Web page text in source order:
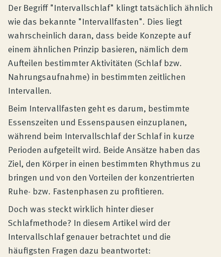
Magazin
Der Begriff "Intervallschlaf" klingt tatsächlich ähnlich
wie das bekannte "Intervallfasten". Dies liegt
wahrscheinlich daran, dass beide Konzepte auf
einem ähnlichen Prinzip basieren, nämlich dem
Aufteilen bestimmter Aktivitäten (Schlaf bzw.
Nahrungsaufnahme) in bestimmten zeitlichen
Intervallen.
Beim Intervallfasten geht es darum, bestimmte
Essenszeiten und Essenspausen einzuplanen,
während beim Intervallschlaf der Schlaf in kurze
Perioden aufgeteilt wird. Beide Ansätze haben das
Ziel, den Körper in einen bestimmten Rhythmus zu
bringen und von den Vorteilen der konzentrierten
Ruhe- bzw. Fastenphasen zu profitieren.
Doch was steckt wirklich hinter dieser
Schlafmethode? In diesem Artikel wird der
Intervallschlaf genauer betrachtet und die
häufigsten Fragen dazu beantwortet: